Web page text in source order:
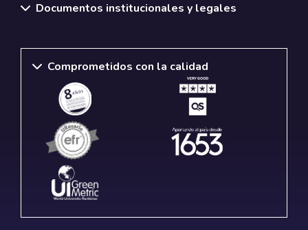
Documentos institucionales y legales
Comprometidos con la calidad